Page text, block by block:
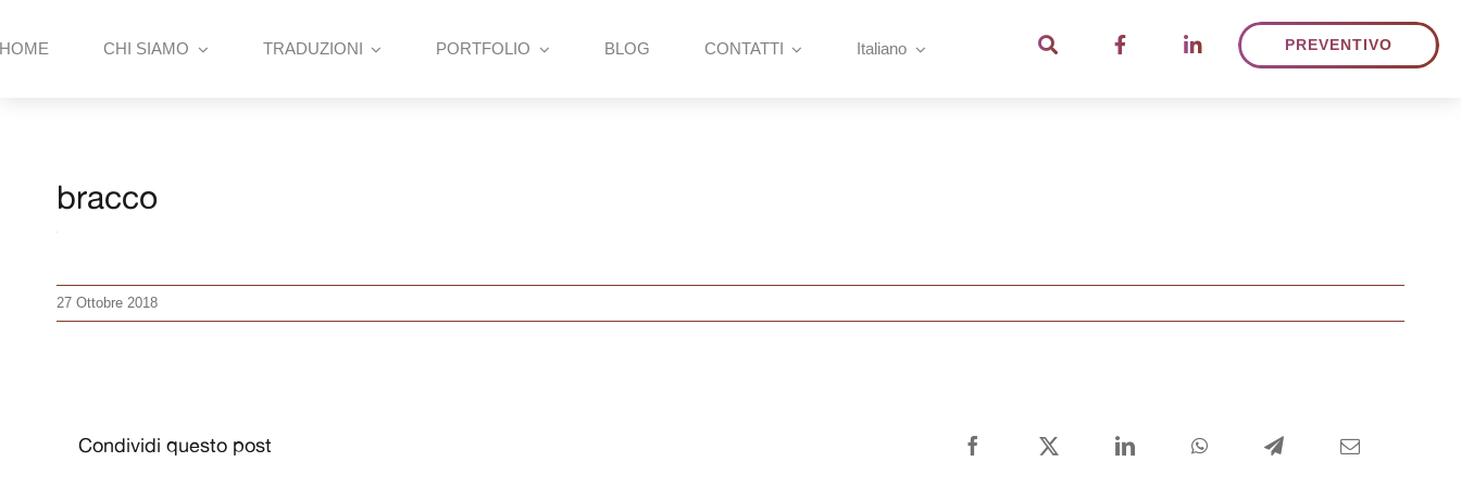
to
HOME CHI SIAMO TRADUZIONI PORTFOLIO BLOG CONTATTI Italiano PREVENTIVO
bracco
27 Ottobre 2018
Condividi questo post FacebookX LinkedInWhatsAppTelegramEmail